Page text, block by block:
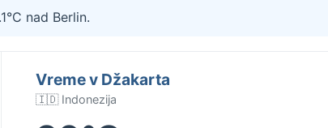
nad Berlin.
Vreme v Džakarta
🇮🇩 Indonezija